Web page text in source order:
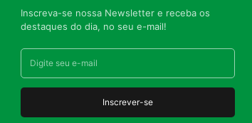
Inscreva-se nossa Newsletter e receba os
destaques do dia, no seu e-mail!
Inscrever-se